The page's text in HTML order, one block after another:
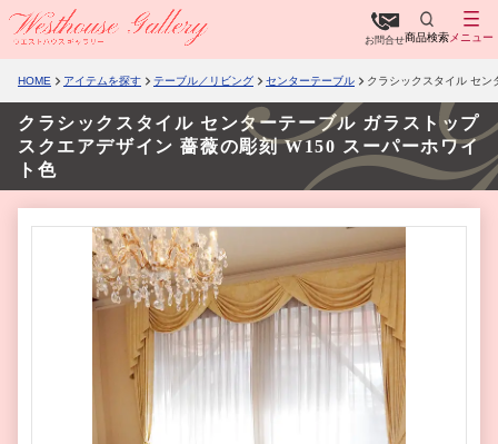
お問合せ商品検索 メニュー
HOME アイテムを探す テーブル／リビング センターテーブル クラシックスタイル セ
クラシックスタイル センターテーブル ガラストップ
スクエアデザイン 薔薇の彫刻 W150 スーパーホワイ
ト色